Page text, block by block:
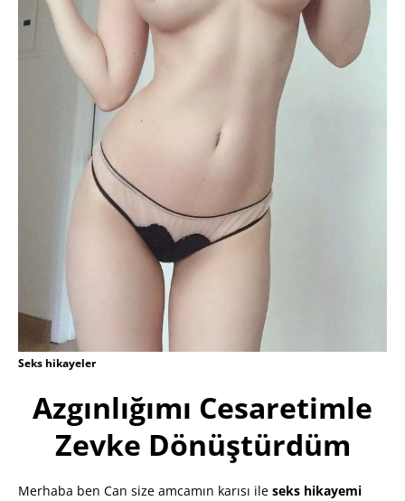
Seks hikayeler
Azgınlığımı Cesaretimle
Zevke Dönüştürdüm
Merhaba ben Can size amcamın karısı ile seks hikayemi